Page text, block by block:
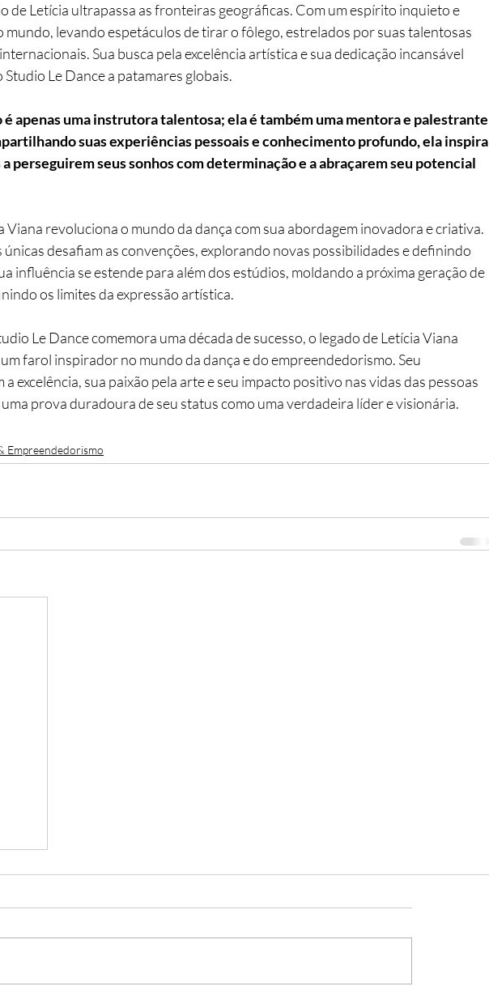
de Letícia ultrapassa as fronteiras geográficas. Com um espírito inquieto e
mundo, levando espetáculos de tirar o fôlego, estrelados por suas talentosas
Sua busca pela excelência artística e sua dedicação incansável
Studio Le Dance a patamares globais.
é apenas uma instrutora talentosa; ela é também uma mentora e palestrante
suas experiências pessoais e conhecimento profundo, ela inspira
perseguirem seus sonhos com determinação e a abraçarem seu potencial
Viana revoluciona o mundo da dança com sua abordagem inovadora e criativa.
únicas desafiam as convenções, explorando novas possibilidades e definindo
influência se estende para além dos estúdios, moldando a próxima geração de
os limites da expressão artística.
Le Dance comemora uma década de sucesso, o legado de Letícia Viana
farol inspirador no mundo da dança e do empreendedorismo. Seu
excelência, sua paixão pela arte e seu impacto positivo nas vidas das pessoas
prova duradoura de seu status como uma verdadeira líder e visionária.
Empreendedorismo